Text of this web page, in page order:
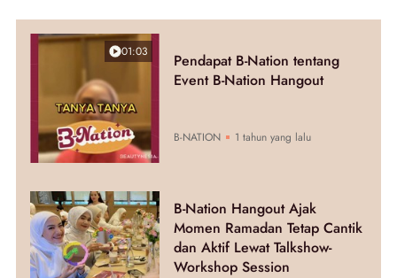
01:03
Pendapat B-Nation tentang
Event B-Nation Hangout
B-NATION 1 tahun yang lalu
B-Nation Hangout Ajak
Momen Ramadan Tetap Cantik
dan Aktif Lewat Talkshow-
Workshop Session